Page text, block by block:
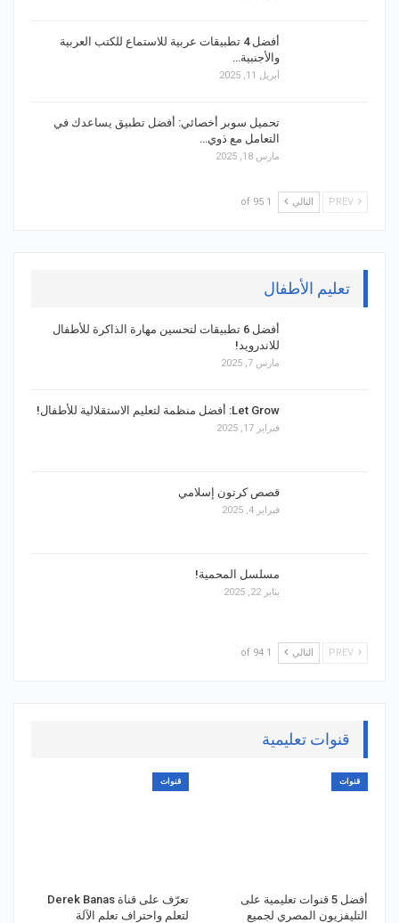
أفضل 4 تطبيقات عربية للاستماع للكتب العربية
والأجنبية…
أبريل 11, 2025
تحميل سوبر أخصائي: أفضل تطبيق يساعدك في
التعامل مع ذوي…
مارس 18, 2025
التالي 1 of 95
تعليم الأطفال
أفضل 6 تطبيقات لتحسين مهارة الذاكرة للأطفال
للاندرويد!
مارس 7, 2025
Let Grow: أفضل منظمة لتعليم الاستقلالية للأطفال!
فبراير 17, 2025
قصص كرتون إسلامي
فبراير 4, 2025
مسلسل المحمية!
يناير 22, 2025
التالي 1 of 94
قنوات تعليمية
قنوات
أفضل 5 قنوات تعليمية على
التليفزيون المصري لجميع
قنوات
تعرّف على قناة Derek Banas
لتعلم واحتراف تعلم الآلة